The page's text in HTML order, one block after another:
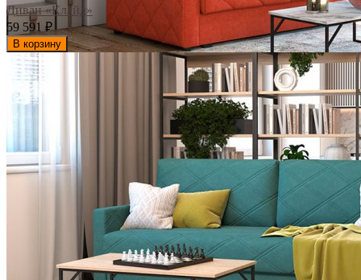
Диван «Клайд»
59 591
₽
В корзину